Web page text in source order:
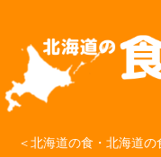
＜北海道の食・北海道